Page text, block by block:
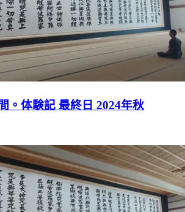
。体験記 最終日 2024年秋